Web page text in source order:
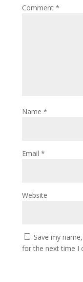
Comment *
Name *
Email *
Website
Save my
for the next time I